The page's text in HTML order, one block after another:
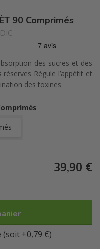
90 Comprimés
des sucres et des
Régule l’appétit et
des toxines
39,90 €
+0,79 €)